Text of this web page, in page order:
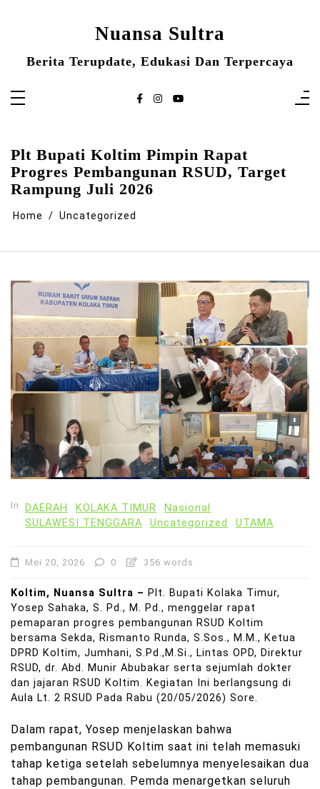
Nuansa Sultra
Berita Terupdate, Edukasi Dan Terpercaya
Plt Bupati Koltim Pimpin Rapat
Progres Pembangunan RSUD, Target
Rampung Juli 2026
Home Uncategorized
In DAERAH KOLAKA TIMUR
Nasional
SULAWESI TENGGARA
Uncategorized UTAMA
Mei 20, 2026 0 356 words
Koltim, Nuansa Sultra – Plt. Bupati Kolaka Timur,
Yosep Sahaka, S. Pd., M. Pd., menggelar rapat
pemaparan progres pembangunan RSUD Koltim
bersama Sekda, Rismanto Runda, S.Sos., M.M., Ketua
DPRD Koltim, Jumhani, S.Pd.,M.Si., Lintas OPD, Direktur
RSUD, dr. Abd. Munir Abubakar serta sejumlah dokter
dan jajaran RSUD Koltim. Kegiatan Ini berlangsung di
Aula Lt. 2 RSUD Pada Rabu (20/05/2026) Sore.
Dalam rapat, Yosep menjelaskan bahwa
pembangunan RSUD Koltim saat ini telah memasuki
tahap ketiga setelah sebelumnya menyelesaikan dua
tahap pembangunan. Pemda menargetkan seluruh